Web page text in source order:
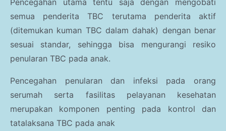
semua penderita TBC terutama penderita aktif
(ditemukan kuman TBC dalam dahak) dengan benar
sesuai standar, sehingga bisa mengurangi resiko
penularan TBC pada anak.
Pencegahan penularan dan infeksi pada orang
serumah serta fasilitas pelayanan kesehatan
merupakan komponen penting pada kontrol dan
tatalaksana TBC pada anak